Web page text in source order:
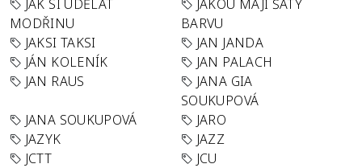
JAK SI UDĚLAT
MODŘINU
JAKOU MAJÍ ŠATY
BARVU
JAKSI TAKSI
JAN JANDA
JÁN KOLENÍK
JAN PALACH
JAN RAUS
JANA GIA
SOUKUPOVÁ
JANA SOUKUPOVÁ
JARO
JAZYK
JAZZ
JCTT
JCU